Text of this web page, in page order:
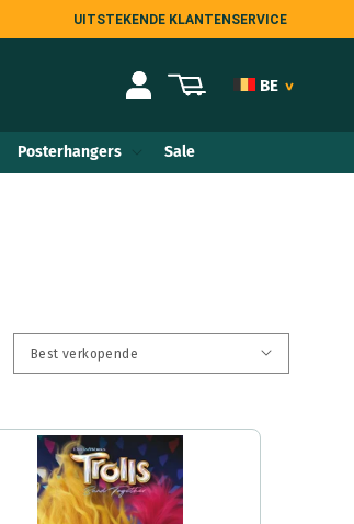
UITSTEKENDE KLANTENSERVICE
InloggenWinkelwagen BE >
COM
IT
Posterhangers Sale